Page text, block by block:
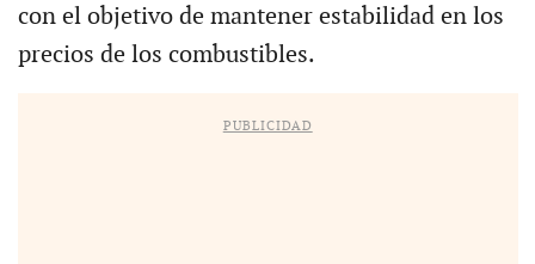
con el objetivo de mantener estabilidad en los
precios de los combustibles.
PUBLICIDAD